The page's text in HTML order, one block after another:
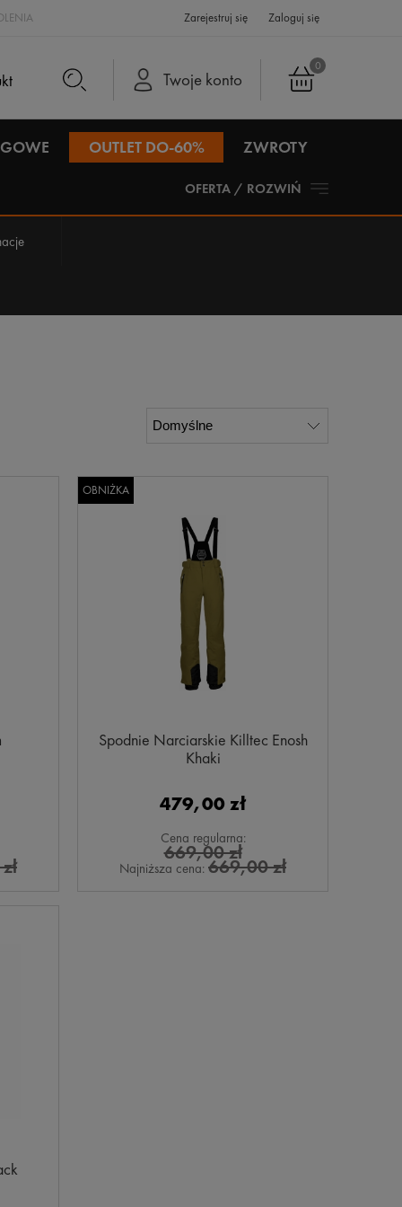
Zarejestruj się Zaloguj się
0
Twoje konto
OUTLET DO-60% ZWROTY
OFERTA / ROZWIŃ
Spodnie Narciarskie Killtec Enosh
Khaki
479,00 zł
Cena regularna:
669,00 zł
Najniższa cena: 669,00 zł
OBNIŻKA